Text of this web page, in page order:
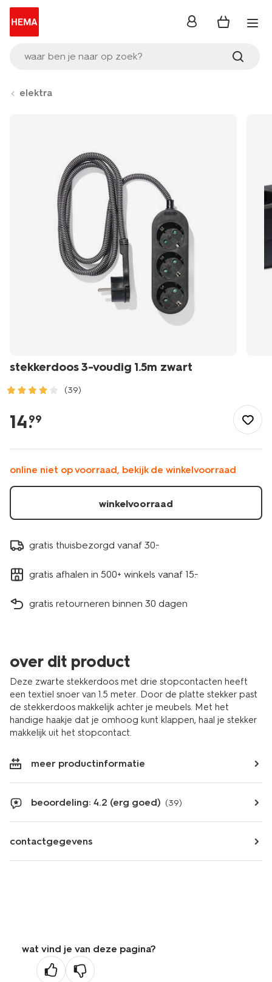
waar ben je naar op zoek?
inloggen
elektra
stekkerdoos 3-voudig 1.5m zwart
(39)
slapen/huishouden/doe-
het-
3-
voudig-
zwart-
14.
99
online niet op voorraad, bekijk de winkelvoorraad
winkelvoorraad
gratis thuisbezorgd vanaf 30.-
gratis afhalen in 500+ winkels vanaf 15.-
gratis retourneren binnen 30 dagen
over dit product
Deze zwarte stekkerdoos met drie stopcontacten heeft
een textiel snoer van 1.5 meter. Door de platte stekker past
de stekkerdoos makkelijk achter je meubels. Met het
handige haakje dat je omhoog kunt klappen, haal je stekker
makkelijk uit het stopcontact.
meer productinformatie
beoordeling: 4.2 (erg goed) (39)
contactgegevens
wat vind je van deze pagina?